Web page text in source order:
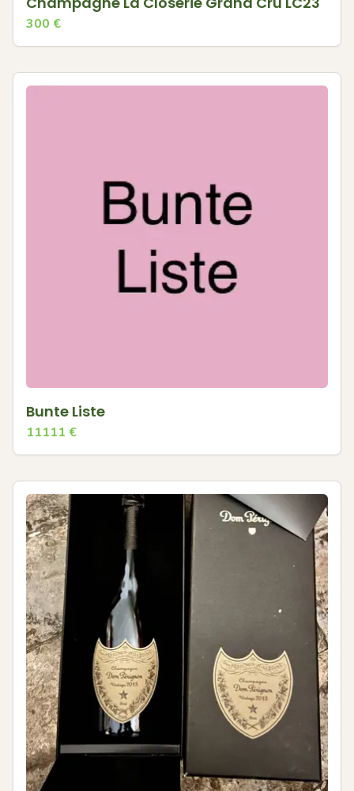
300 €
Bunte Liste
11111 €